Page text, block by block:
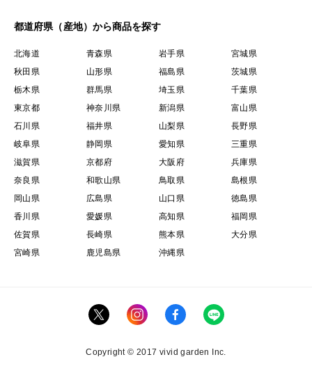
都道府県（産地）から商品を探す
北海道 青森県 岩手県
宮城県
秋田県
山形県 福島県
茨城県
栃木県
群馬県 埼玉県
千葉県
東京都
神奈川県 新潟県
富山県
石川県
福井県 山梨県
長野県
岐阜県
静岡県 愛知県
三重県
滋賀県
京都府 大阪府
兵庫県
奈良県
和歌山県 鳥取県
島根県
岡山県
広島県 山口県
徳島県
香川県
愛媛県 高知県
福岡県
佐賀県
長崎県 熊本県
大分県
宮崎県
鹿児島県 沖縄県
Copyright © 2017 vivid garden Inc.